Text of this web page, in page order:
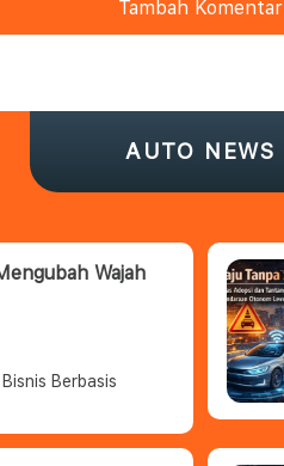
Tambah Komentar
AUTO NEWS
Wajah
Berbasis